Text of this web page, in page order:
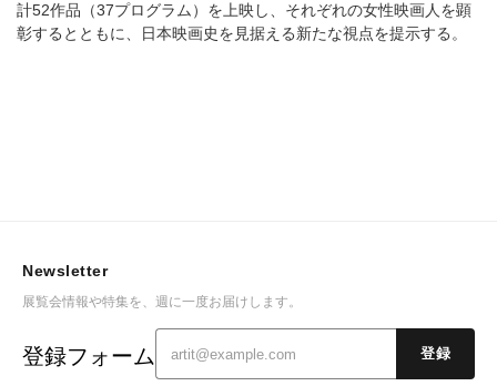
計52作品（37プログラム）を上映し、それぞれの女性映画人を顕
彰するとともに、日本映画史を見据える新たな視点を提示する。
Newsletter
展覧会情報や特集を、週に一度お届けします。
登録フォーム 登録